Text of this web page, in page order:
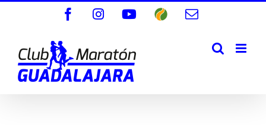
FacebookInstagramYouTube
WikilocCorreo